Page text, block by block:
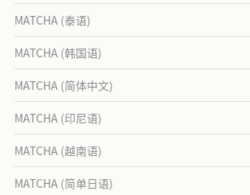
MATCHA (泰语)
MATCHA (韩国语)
MATCHA (简体中文)
MATCHA (印尼语)
MATCHA (越南语)
MATCHA (简单日语)